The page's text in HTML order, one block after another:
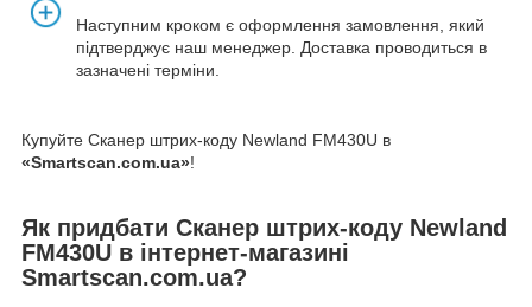
Наступним кроком є оформлення замовлення, який
підтверджує наш менеджер. Доставка проводиться в
зазначені терміни.
Купуйте Сканер штрих-коду Newland FM430U в
«Smartscan.com.ua»!
Як придбати Сканер штрих-коду Newland
FM430U в інтернет-магазині
Smartscan.com.ua?